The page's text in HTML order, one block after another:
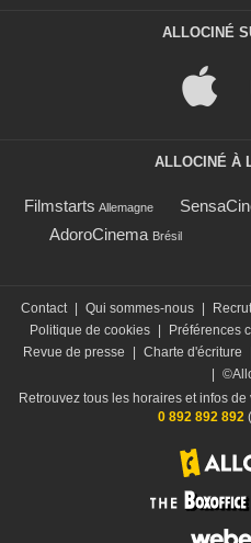
ALLOCINÉ
ALLOCINÉ À
Filmstarts Allemagne
AdoroCinema Brésil
Contact Qui sommes-nous
Politique de cookies
Préférences
Revue de presse
Charte d'écriture
Retrouvez tous les horaires et infos
0 892 892 892